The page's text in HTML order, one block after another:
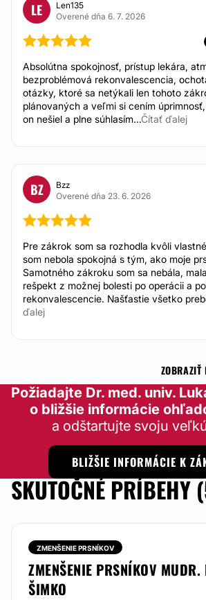
LE
Len135
Overené dňa 6. 7. 2026
Absolútna spokojnosť, prístup lekára,
bezproblémová rekonvalescencia,
otázky, ktoré sa netýkali len tohoto
plánovaných a veľmi si cením
on nešiel a plne súhlasím...Čítať ďalej
BZ
Bzz
Overené dňa 23. 6. 2026
Pre zákrok som sa rozhodla kvôli
som nebola spokojná s tým, ako moje
Samotného zákroku som sa nebála,
rešpekt z možnej bolesti po operácii a
rekonvalescencie. Našťastie všetko
ďalej
ZOBRAZIŤ
Požiadajte Dr. med. univ.
o bližšie informácie
a odštartujte svoju
BLIŽŠIE INFORMÁCIE K
SKUTOČNÉ PRÍBEHY
ZMENŠENIE PRSNÍKOV
ZMENŠENIE PRSNÍKOV MUDR.
ŠIMKO